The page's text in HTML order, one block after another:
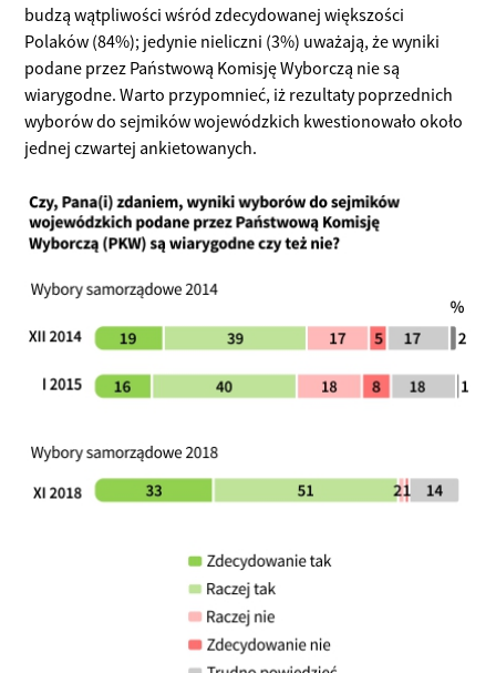
budzą wątpliwości wśród zdecydowanej większości
Polaków (84%); jedynie nieliczni (3%) uważają, że wyniki
podane przez Państwową Komisję Wyborczą nie są
wiarygodne. Warto przypomnieć, iż rezultaty poprzednich
wyborów do sejmików wojewódzkich kwestionowało około
jednej czwartej ankietowanych.